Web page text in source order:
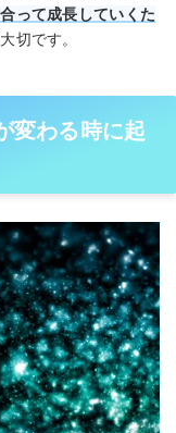
って成長していくた
切です。
変わる時に起